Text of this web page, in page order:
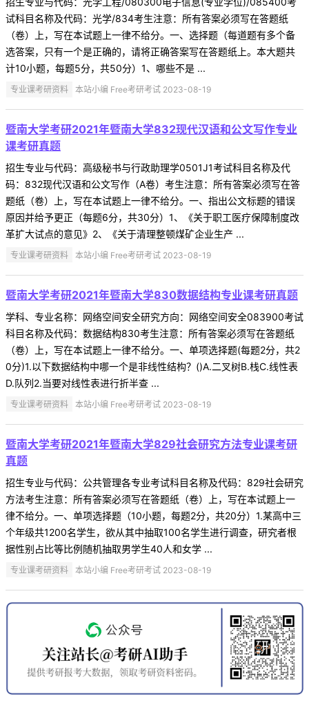
试科目名称及代码：光学/834考生注意：所有答案必须写在答题纸
（卷）上，写在本试题上一律不给分。一、选择题（每道题有多个备
选答案，只有一个是正确的，请将正确答案写在答题纸上。本大题共
计10小题，每题5分，共50分）1、哪些不是 ...
专业课考研资料 本站小编 Free考研考试 2023-08-19
暨南大学考研2021年暨南大学832现代汉语和公文写作专业
课考研真题
招生专业与代码：高级秘书与行政助理学0501J1考试科目名称及代
码：832现代汉语和公文写作（A卷）考生注意：所有答案必须写在答
题纸（卷）上，写在本试题上一律不给分。一、指出公文标题的错误
原因并给予更正（每题6分，共30分）1、《关于职工医疗保障制度改
革扩大试点的意见》2、《关于清理整顿煤矿企业生产 ...
专业课考研资料 本站小编 Free考研考试 2023-08-19
暨南大学考研2021年暨南大学830数据结构专业课考研真题
学科、专业名称：网络空间安全研究方向：网络空间安全083900考试
科目名称及代码：数据结构830考生注意：所有答案必须写在答题纸
（卷）上，写在本试题上一律不给分。一、单项选择题(每题2分，共2
0分)1.以下数据结构中哪一个是非线性结构？()A.二叉树B.栈C.线性表
D.队列2.当要对线性表进行折半查 ...
专业课考研资料 本站小编 Free考研考试 2023-08-19
暨南大学考研2021年暨南大学829社会研究方法专业课考研
真题
招生专业与代码：公共管理各专业考试科目名称及代码：829社会研究
方法考生注意：所有答案必须写在答题纸（卷）上，写在本试题上一
律不给分。一、单项选择题（10小题，每题2分，共20分）1.某高中三
个年级共1200名学生，欲从其中抽取100名学生进行调查，研究者根
据性别占比等比例随机抽取男学生40人和女学 ...
专业课考研资料 本站小编 Free考研考试 2023-08-19